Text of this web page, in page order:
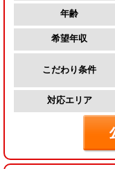
年齢
希望年収
こだわり条件
対応エリア